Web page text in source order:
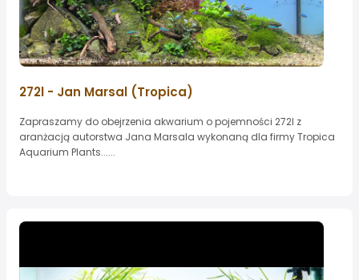
272l - Jan Marsal (Tropica)
Zapraszamy do obejrzenia akwarium o pojemności 272l z
aranżacją autorstwa Jana Marsala wykonaną dla firmy Tropica
Aquarium Plants......